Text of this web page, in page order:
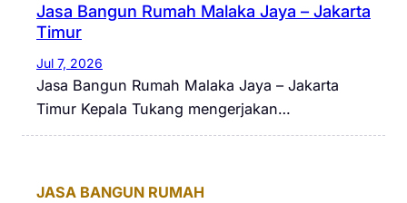
Jasa Bangun Rumah Malaka Jaya – Jakarta
Timur
Jul 7, 2026
Jasa Bangun Rumah Malaka Jaya – Jakarta
Timur Kepala Tukang mengerjakan…
JASA BANGUN RUMAH